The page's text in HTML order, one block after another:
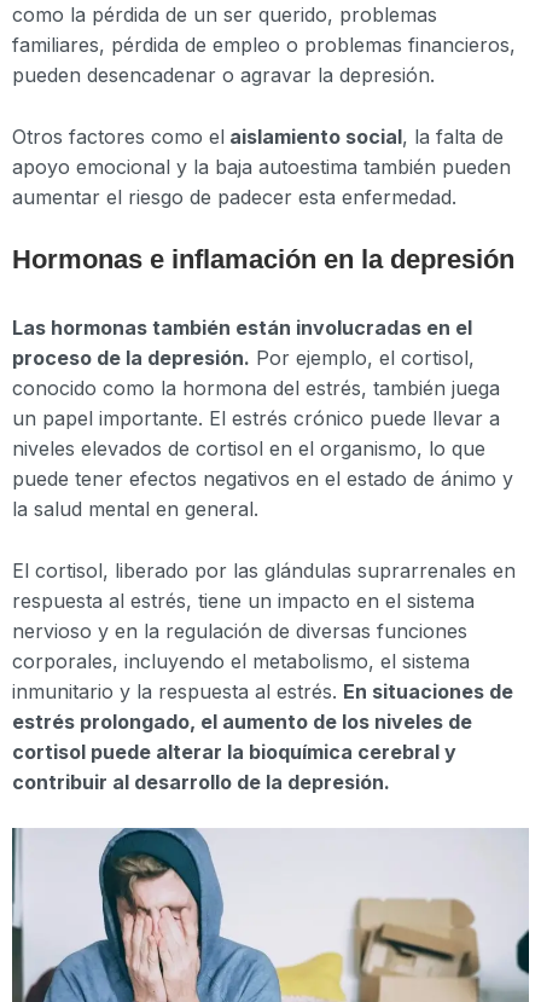
como la pérdida de un ser querido, problemas
familiares, pérdida de empleo o problemas financieros,
pueden desencadenar o agravar la depresión.
Otros factores como el aislamiento social, la falta de
apoyo emocional y la baja autoestima también pueden
aumentar el riesgo de padecer esta enfermedad.
Hormonas e inflamación en la depresión
Las hormonas también están involucradas en el
proceso de la depresión. Por ejemplo, el cortisol,
conocido como la hormona del estrés, también juega
un papel importante. El estrés crónico puede llevar a
niveles elevados de cortisol en el organismo, lo que
puede tener efectos negativos en el estado de ánimo y
la salud mental en general.
El cortisol, liberado por las glándulas suprarrenales en
respuesta al estrés, tiene un impacto en el sistema
nervioso y en la regulación de diversas funciones
corporales, incluyendo el metabolismo, el sistema
inmunitario y la respuesta al estrés. En situaciones de
estrés prolongado, el aumento de los niveles de
cortisol puede alterar la bioquímica cerebral y
contribuir al desarrollo de la depresión.